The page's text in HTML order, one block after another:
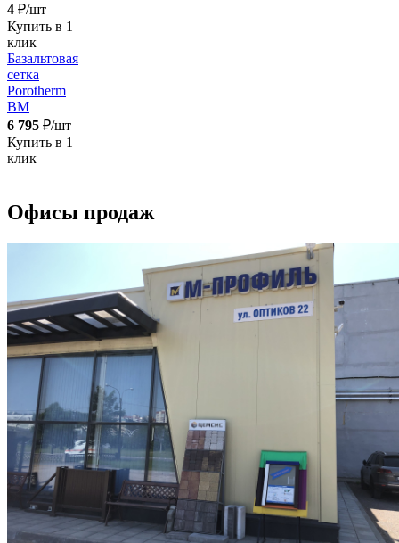
4 ₽/шт
Купить в 1
клик
Базальтовая
сетка
Porotherm
BM
6 795 ₽/шт
Купить в 1
клик
Офисы продаж